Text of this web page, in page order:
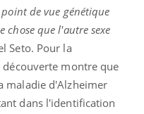
de vue génétique
chose que l'autre sexe
Seto. Pour la
montre que
maladie d'Alzheimer
dans l'identification